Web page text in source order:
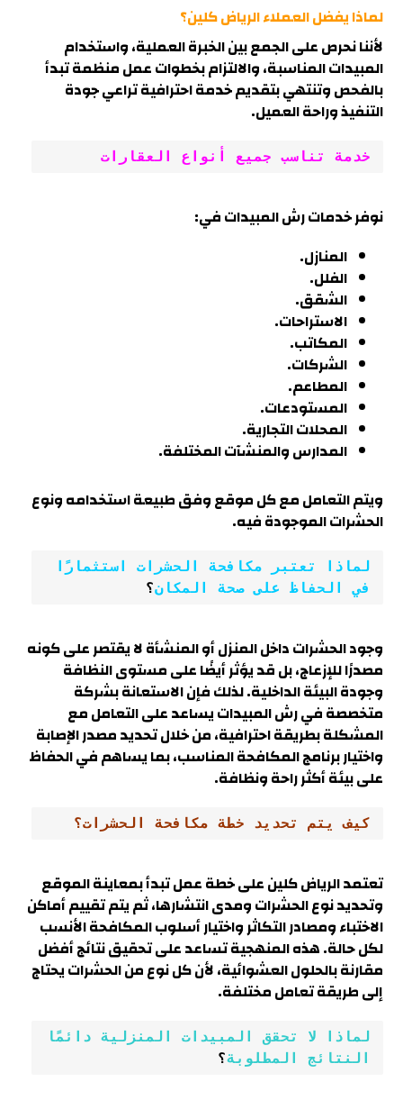
لماذا يفضل العملاء الرياض كلين؟
لأننا نحرص على الجمع بين الخبرة العملية، واستخدام
المبيدات المناسبة، والالتزام بخطوات عمل منظمة تبدأ
بالفحص وتنتهي بتقديم خدمة احترافية تراعي جودة
التنفيذ وراحة العميل.
خدمة تناسب جميع أنواع العقارات
نوفر خدمات رش المبيدات في:
المنازل.
الفلل.
الشقق.
الاستراحات.
المكاتب.
الشركات.
المطاعم.
المستودعات.
المحلات التجارية.
المدارس والمنشآت المختلفة.
ويتم التعامل مع كل موقع وفق طبيعة استخدامه ونوع
الحشرات الموجودة فيه.
في الحفاظ على صحة المكان؟
وجود الحشرات داخل المنزل أو المنشأة لا يقتصر على كونه
مصدرًا للإزعاج، بل قد يؤثر أيضًا على مستوى النظافة
وجودة البيئة الداخلية. لذلك فإن الاستعانة بشركة
متخصصة في رش المبيدات يساعد على التعامل مع
المشكلة بطريقة احترافية، من خلال تحديد مصدر الإصابة
واختيار برنامج المكافحة المناسب، بما يساهم في الحفاظ
على بيئة أكثر راحة ونظافة.
كيف يتم تحديد خطة مكافحة الحشرات؟
تعتمد الرياض كلين على خطة عمل تبدأ بمعاينة الموقع
وتحديد نوع الحشرات ومدى انتشارها، ثم يتم تقييم أماكن
الاختباء ومصادر التكاثر واختيار أسلوب المكافحة الأنسب
لكل حالة. هذه المنهجية تساعد على تحقيق نتائج أفضل
مقارنة بالحلول العشوائية، لأن كل نوع من الحشرات يحتاج
إلى طريقة تعامل مختلفة.
النتائج المطلوبة؟